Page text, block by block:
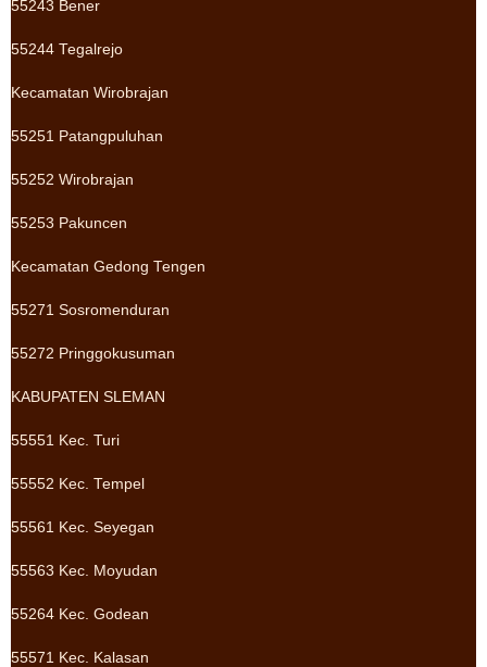
55243 Bener
55244 Tegalrejo
Kecamatan Wirobrajan
55251 Patangpuluhan
55252 Wirobrajan
55253 Pakuncen
Kecamatan Gedong Tengen
55271 Sosromenduran
55272 Pringgokusuman
KABUPATEN SLEMAN
55551 Kec. Turi
55552 Kec. Tempel
55561 Kec. Seyegan
55563 Kec. Moyudan
55264 Kec. Godean
55571 Kec. Kalasan